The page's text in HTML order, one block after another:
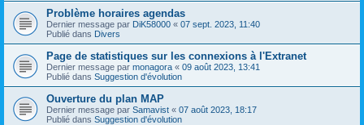
Problème horaires agendas
Dernier message par DiK58000 « 07 sept. 2023, 11:40
Publié dans Divers
Page de statistiques sur les connexions à l'Extranet
Dernier message par monagora « 09 août 2023, 13:41
Publié dans Suggestion d'évolution
Ouverture du plan MAP
Dernier message par Samavist « 07 août 2023, 18:17
Publié dans Suggestion d'évolution